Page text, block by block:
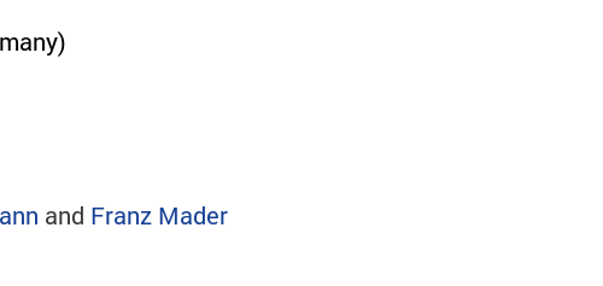
and Franz Mader